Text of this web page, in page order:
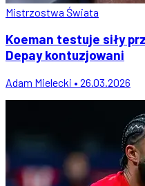
Mistrzostwa Świata
Koeman testuje siły
Depay kontuzjowani
Adam Mielecki • 26.03.2026